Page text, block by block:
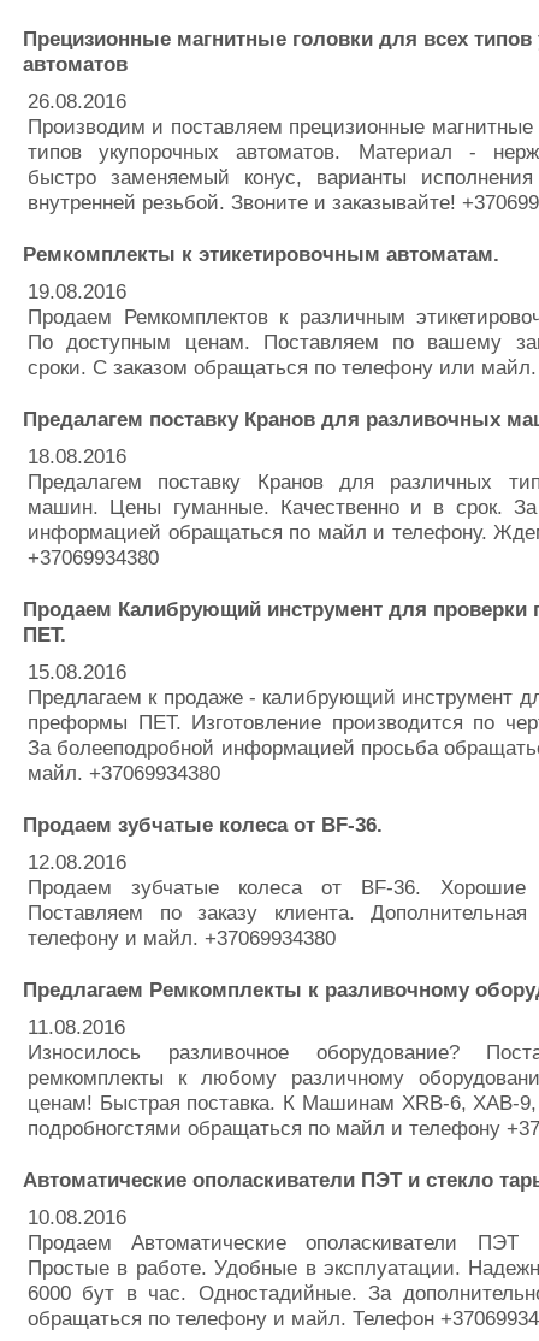
Прецизионные магнитные головки для всех
автоматов
26.08.2016
Производим и поставляем прецизионные магнитные
типов укупорочных автоматов. Материал -
быстро заменяемый конус, варианты
внутренней резьбой. Звоните и заказывайте!
Ремкомплекты к этикетировочным автоматам.
19.08.2016
Продаем Ремкомплектов к различным
По доступным ценам. Поставляем по вашему
сроки. С заказом обращаться по телефону или майл.
Предалагем поставку Кранов для разливочных
18.08.2016
Предалагем поставку Кранов для различных
машин. Цены гуманные. Качественно и в срок. За
информацией обращаться по майл и телефону.
+37069934380
Продаем Калибрующий инструмент для
ПЕТ.
15.08.2016
Предлагаем к продаже - калибрующий инструмент
преформы ПЕТ. Изготовление производится по
За болееподробной информацией просьба
майл. +37069934380
Продаем зубчатые колеса от BF-36.
12.08.2016
Продаем зубчатые колеса от BF-36.
Поставляем по заказу клиента.
телефону и майл. +37069934380
Предлагаем Ремкомплекты к разливочному
11.08.2016
Износилось разливочное оборудование?
ремкомплекты к любому различному
ценам! Быстрая поставка. К Машинам XRB-6, XAB-
подробногстями обращаться по майл и телефону
Автоматические ополаскиватели ПЭТ и стекло
10.08.2016
Продаем Автоматические ополаскиватели
Простые в работе. Удобные в эксплуатации.
6000 бут в час. Одностадийные. За
обращаться по телефону и майл. Телефон